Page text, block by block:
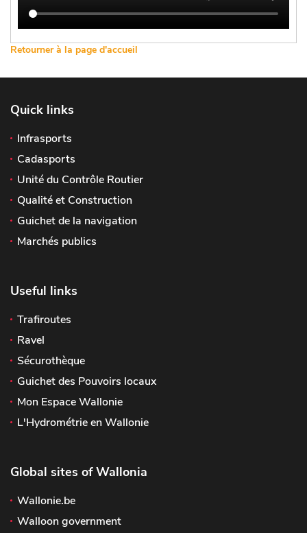
Retourner à la page d'accueil
Quick links
Infrasports
Cadasports
Unité du Contrôle Routier
Qualité et Construction
Guichet de la navigation
Marchés publics
Useful links
Trafiroutes
Ravel
Sécurothèque
Guichet des Pouvoirs locaux
Mon Espace Wallonie
L'Hydrométrie en Wallonie
Global sites of Wallonia
Wallonie.be
Walloon government